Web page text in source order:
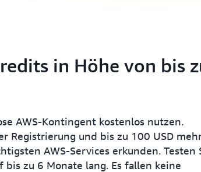
in Höhe von bis
AWS-Kontingent kostenlos nutzen.
Registrierung und bis zu 100 USD
AWS-Services erkunden. Testen
zu 6 Monate lang. Es fallen keine